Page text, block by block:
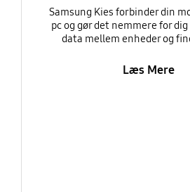
Samsung Kies forbinder din
pc og gør det nemmere for
data mellem enheder og
Læs Mere